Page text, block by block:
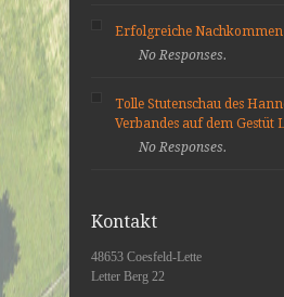
Erfolgreiche
No Responses.
Tolle Stutenschau des
Verbandes auf dem Gestüt
No Responses.
Kontakt
48653 Coesfeld-Lette
Letter Berg 22